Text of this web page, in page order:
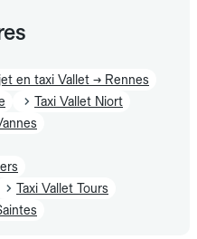
en taxi Vallet → Rennes
Taxi Vallet Niort
Taxi Vallet Tours